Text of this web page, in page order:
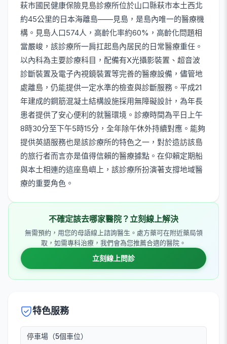
萩市國民健康保險見島診療所位於山口縣萩市本土西北
約45公里的日本海離島——見島，是島內唯一的醫療機
構。見島人口574人，高齡化率約60%，高齡化問題相
當嚴峻，該診療所一肩扛起島內居民的日常醫療重任。
以內科為主要診療科目，配備有X光攝影裝置、超音波
診斷裝置及電子內視鏡裝置等完善的醫療設備，儘管地
處離島，仍能提供一定水準的檢查與診斷服務。平成21
年建成的鋼筋混凝土結構設施採用無障礙設計，為年長
患者提供了安心便利的就醫環境。診療時間為平日上午
8時30分至下午5時15分，全年除午休外持續對應。能夠
提供英語服務也是該診療所的特色之一，對於造訪該島
的旅行者而言亦是值得信賴的醫療據點。在仰賴定期船
與本土相連的這座島嶼上，該診療所扮演著支撐地域醫
療的重要角色。
不確定該去哪家醫院？立刻線上解決
無需預約，用您的母語線上諮詢醫生。處方藥可在附近藥局領
取，如需專科治療，我們會為您推薦合適的醫院。
立刻線上問診
特色服務
停車場（5個車位）